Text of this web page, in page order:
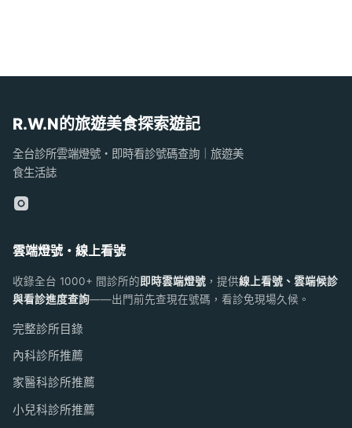
R.W.N的旅遊美食探索遊記
全台診所雲端燈號・即時看診號碼查詢｜旅遊美
食生活誌
雲端燈號・線上看號
收錄全台 1000+ 間診所的 即時雲端燈號 ，提供線上看號、雲端候診
與看診進度查詢——出門前先查現在號碼，看診免現場久候。
完整診所目錄
內科診所推薦
家醫科診所推薦
小兒科診所推薦